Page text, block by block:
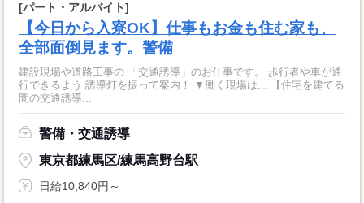
[パート・アルバイト]
【今日から入寮OK】仕事もお金も住む家も、
全部面倒見ます。警備
建設現場や道路工事の 「交通誘導」のお仕事です。 歩行者や車が通
行できるよう 誘導灯を振って案内！ ▼働く現場は... 【住宅を建てる
間の交通誘導...
警備・交通誘導
東京都練馬区/練馬高野台駅
日給10,840円～